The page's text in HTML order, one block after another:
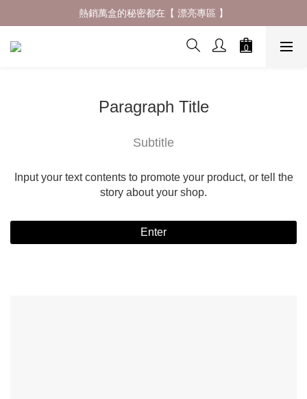
什麼材質穿了會一直想回購 ? 夏日防曬體驗再升級✨
熱銷萬盒的秘密都在【 漂亮專區 】
什麼材質穿了會一直想回購 ? 夏日防曬體驗再升級✨
Paragraph Title
Subtitle
Input your text contents to promote your product, or tell the
story about your shop.
Enter